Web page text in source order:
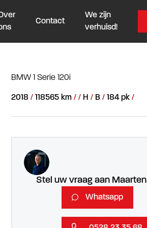
Contact
We zijn
verhuisd!
BMW 1 Serie 120i
2018 118565 km H B 184 pk
Stel uw vraag aan Maarten
Whatsapp